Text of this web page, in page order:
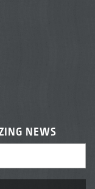
NEWS